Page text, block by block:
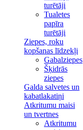
turētāji
Tualetes
papīra
turētāji
Ziepes, roku
kopšanas līdzekļi
Gabalziepes
Šķidrās
ziepes
Galda salvetes un
kabatlakatiņi
Atkritumu maisi
un tvertnes
Atkritumu